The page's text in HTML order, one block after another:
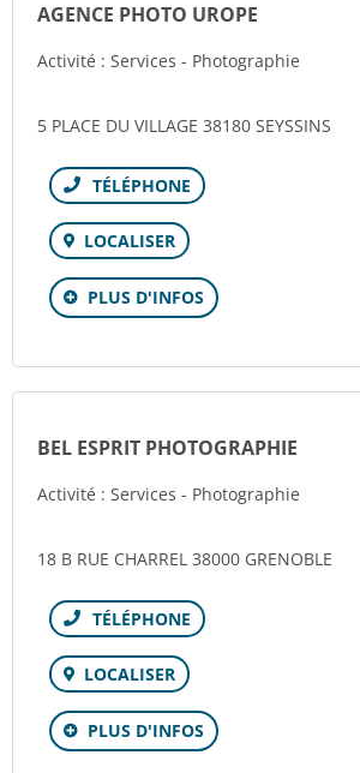
AGENCE PHOTO UROPE
Activité : Services - Photographie
5 PLACE DU VILLAGE 38180 SEYSSINS
Téléphone
LOCALISER
PLUS D'INFOS
BEL ESPRIT PHOTOGRAPHIE
Activité : Services - Photographie
18 B RUE CHARREL 38000 GRENOBLE
Téléphone
LOCALISER
PLUS D'INFOS